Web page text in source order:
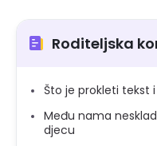
Roditeljska
Što je prokleti tekst
Među nama
djecu